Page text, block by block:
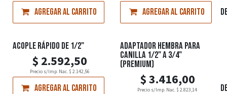
Agregar al carrito Agregar a la lista de
Agregar al carrito
ACOPLE RÁPIDO DE 1/2"
$ 2.592,50
Precio s/Imp. Nac. $ 2.142,56
Agregar al carrito Agregar a la lista de
ADAPTADOR HEMBRA PARA
CANILLA 1/2" A 3/4"
(PREMIUM)
$3.416,00
Precio s/Imp. Nac. $2.823,14